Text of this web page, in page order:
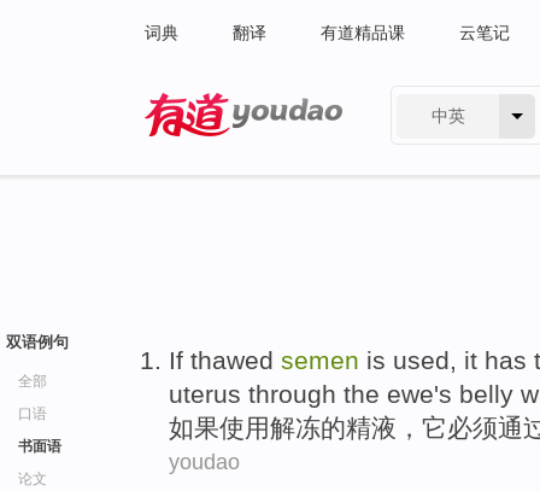
词典 翻译 有道精品课 云笔记
中英
双语例句
全部
口语
书面语
论文
If thawed semen is used, it has
uterus through the ewe's belly
如果使用解冻的精液， 它必须通
youdao